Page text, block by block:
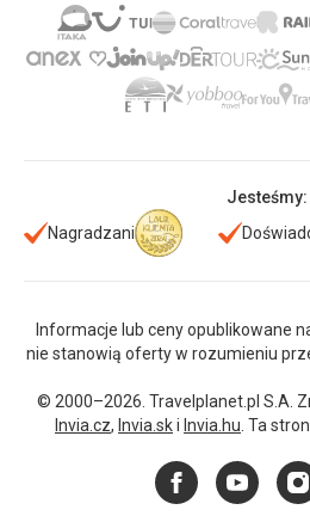
Jesteśmy:
Nagradzani
Informacje lub ceny opublikowane
nie stanowią oferty w rozumieniu
© 2000–2026. Travelplanet.pl S.A.
Invia.cz, Invia.ski Invia.hu . Ta
FacebookYouTube